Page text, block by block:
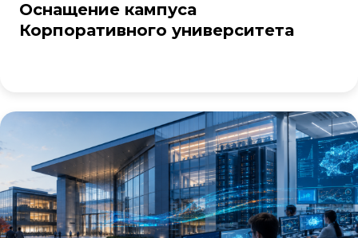
Оснащение кампуса
Корпоративного университета